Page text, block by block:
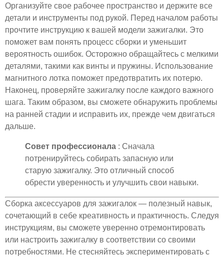
Организуйте свое рабочее пространство и держите все
детали и инструменты под рукой. Перед началом работы
прочтите инструкцию к вашей модели зажигалки. Это
поможет вам понять процесс сборки и уменьшит
вероятность ошибок. Осторожно обращайтесь с мелкими
деталями, такими как винты и пружины. Использование
магнитного лотка поможет предотвратить их потерю.
Наконец, проверяйте зажигалку после каждого важного
шага. Таким образом, вы сможете обнаружить проблемы
на ранней стадии и исправить их, прежде чем двигаться
дальше.
Совет профессионала : Сначала
потренируйтесь собирать запасную или
старую зажигалку. Это отличный способ
обрести уверенность и улучшить свои навыки.
Сборка аксессуаров для зажигалок — полезный навык,
сочетающий в себе креативность и практичность. Следуя
инструкциям, вы сможете уверенно отремонтировать
или настроить зажигалку в соответствии со своими
потребностями. Не стесняйтесь экспериментировать с